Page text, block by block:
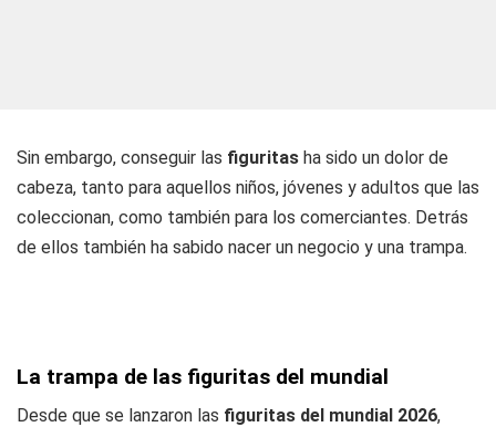
Sin embargo, conseguir las figuritas ha sido un dolor de
cabeza, tanto para aquellos niños, jóvenes y adultos que las
coleccionan, como también para los comerciantes. Detrás
de ellos también ha sabido nacer un negocio y una trampa.
La trampa de las figuritas del mundial
Desde que se lanzaron las figuritas del mundial 2026,